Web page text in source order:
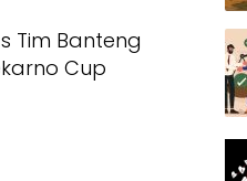
Tim Banteng
Cup